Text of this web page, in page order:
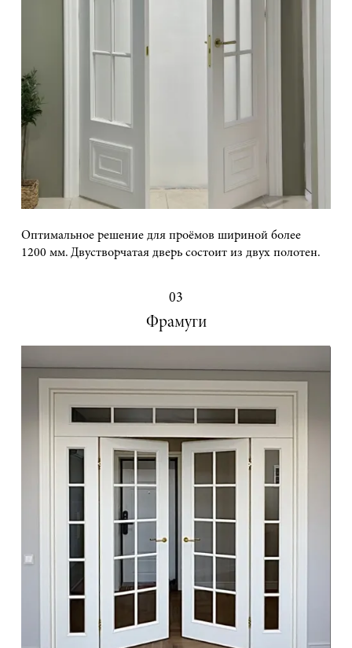
Оптимальное решение для проёмов шириной более
1200 мм. Двустворчатая дверь состоит из двух полотен.
03
Фрамуги